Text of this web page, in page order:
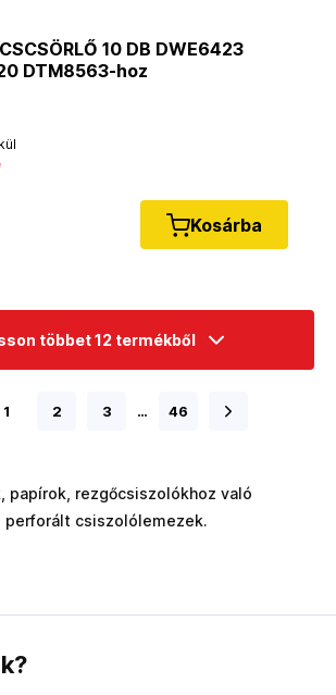
10 DB DWE6423
DTM8563-hoz
Kosárba
többet 12 termékből
1 2 3 … 46
papírok, rezgőcsiszolókhoz való
perforált csiszolólemezek.